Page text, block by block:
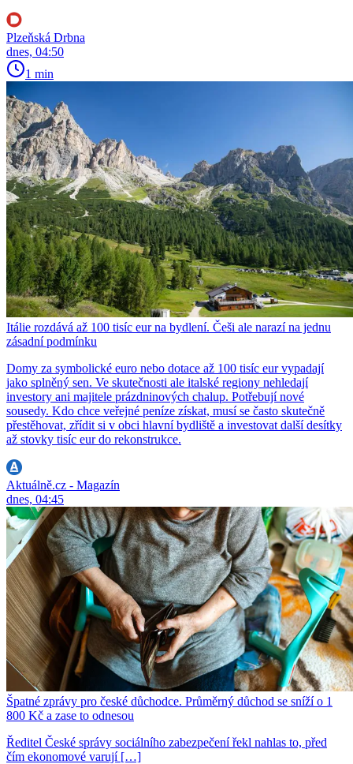
Plzeňská Drbna
dnes, 04:50
1 min
Itálie rozdává až 100 tisíc eur na bydlení. Češi ale narazí na jednu
zásadní podmínku
Domy za symbolické euro nebo dotace až 100 tisíc eur vypadají
jako splněný sen. Ve skutečnosti ale italské regiony nehledají
investory ani majitele prázdninových chalup. Potřebují nové
sousedy. Kdo chce veřejné peníze získat, musí se často skutečně
přestěhovat, zřídit si v obci hlavní bydliště a investovat další desítky
až stovky tisíc eur do rekonstrukce.
Aktuálně.cz - Magazín
dnes, 04:45
Špatné zprávy pro české důchodce. Průměrný důchod se sníží o 1
800 Kč a zase to odnesou
Ředitel České správy sociálního zabezpečení řekl nahlas to, před
čím ekonomové varují […]